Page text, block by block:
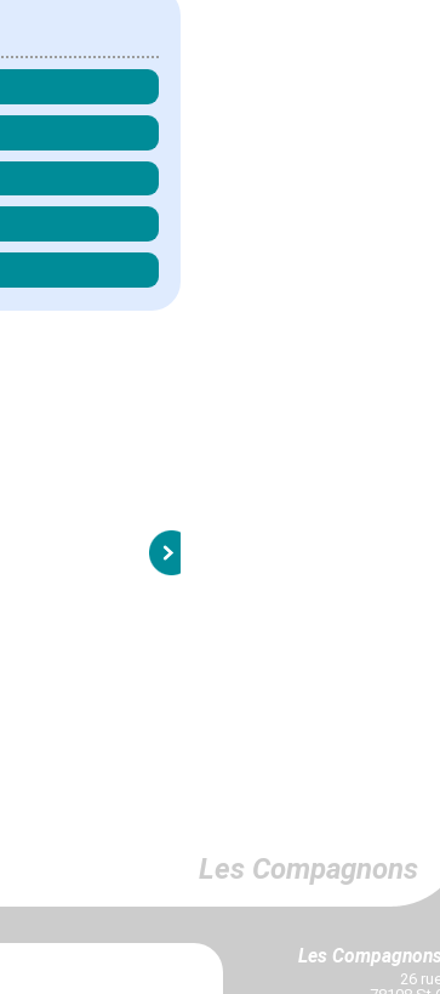
Les Compagnons
Les
26